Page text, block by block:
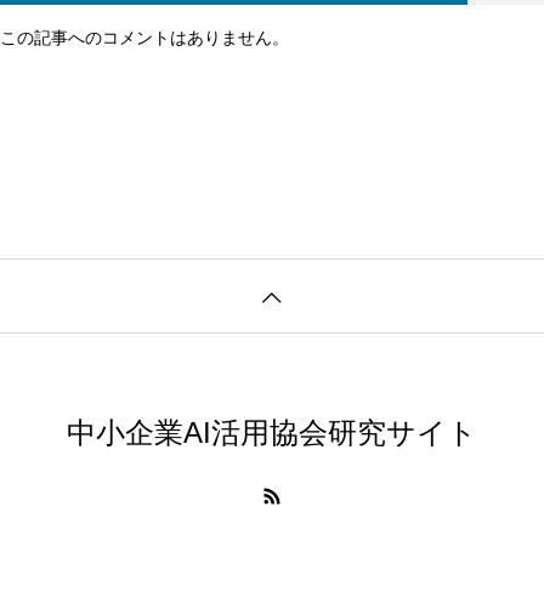
この記事へのコメントはありません。
中小企業AI活用協会研究サイト